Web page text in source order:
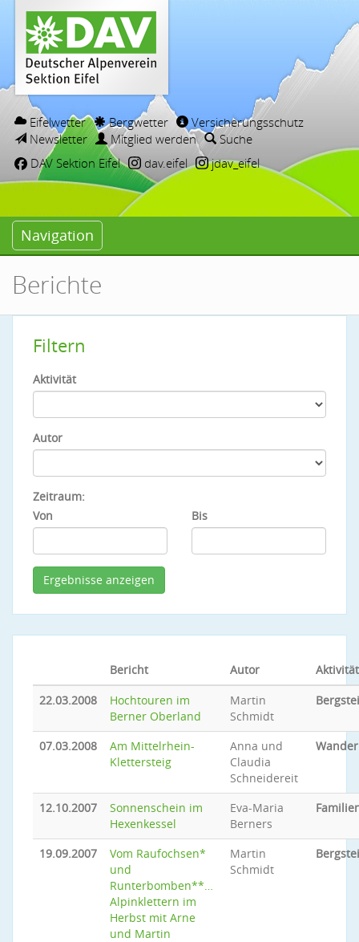
Eifelwetter Bergwetter
Versicherungsschutz
Newsletter
Mitglied werden
Suche
DAV Sektion Eifel
dav.eifel jdav_eifel
Navigation
Berichte
Filtern
Aktivität
Autor
Zeitraum:
Von
Bis
Bericht Autor
Aktivität
22.03.2008
Hochtouren im
Berner Oberland
Martin
Schmidt
07.03.2008
Am Mittelrhein-
Klettersteig
Anna und
Claudia
Schneidereit
12.10.2007
Sonnenschein im
Hexenkessel
Eva-Maria
Berners
19.09.2007
Vom Raufochsen*
und
Runterbomben**…
Alpinklettern im
Herbst mit Arne
und Martin
Martin
Schmidt